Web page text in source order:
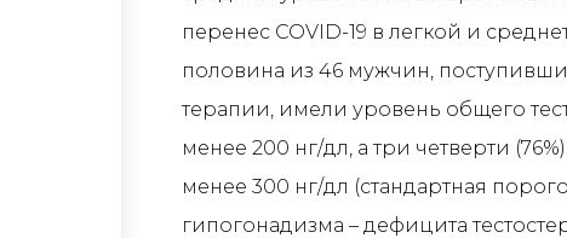
перенес COVID-19 в легкой и
половина из 46 мужчин,
терапии, имели уровень общего
менее 200 нг/дл, а три четверти
менее 300 нг/дл (стандартная
гипогонадизма – дефицита